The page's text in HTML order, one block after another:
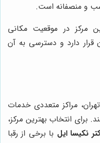
و منصفانه است.
مرکز در موقعیت مکانی
قرار دارد و دسترسی به آن
تهران، مراکز متعددی خدمات
برای انتخاب بهترین مرکز،
نکیسا ایل با برخی از رقبا